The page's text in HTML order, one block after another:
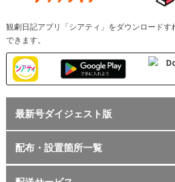
観劇日記アプリ「シアティ」をダウンロード
できます。
最新号ダイジェスト版
配布・設置箇所一覧